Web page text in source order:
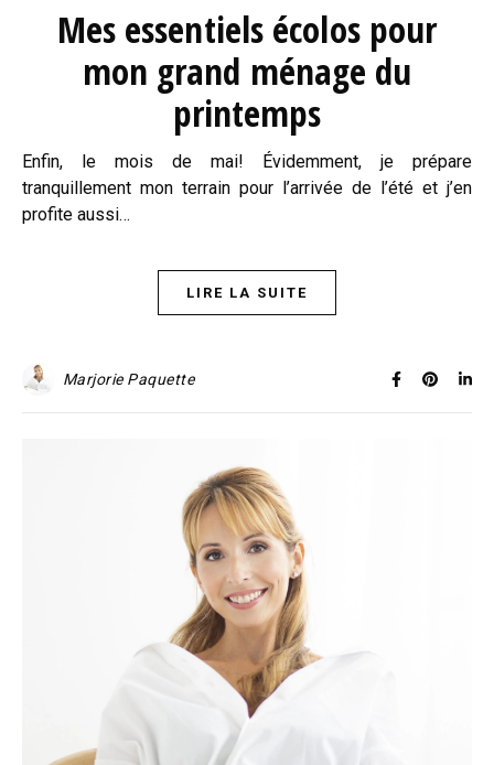
Mes essentiels écolos pour
mon grand ménage du
printemps
Enfin, le mois de mai! Évidemment, je prépare
tranquillement mon terrain pour l’arrivée de l’été et j’en
profite aussi…
LIRE LA SUITE
Marjorie Paquette